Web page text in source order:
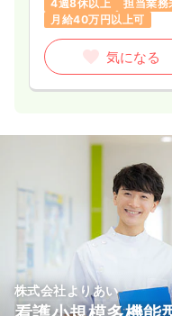
4週8休以上
担当業務
月給40万円以上可
気になる
株式会社よりあい